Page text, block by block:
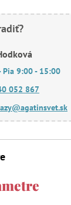
Pia 9:00 - 15:00
052 867